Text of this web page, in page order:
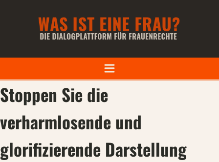
Stoppen Sie die
verharmlosende und
glorifizierende Darstellung